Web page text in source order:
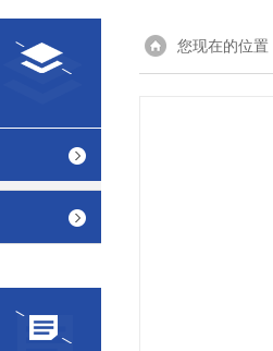
您现在的位置